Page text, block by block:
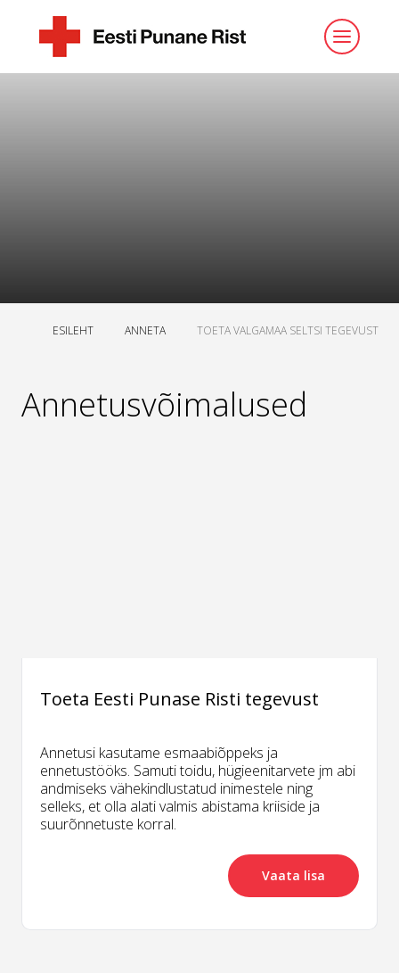
ESILEHT ANNETA TOETA VALGAMAA SELTSI TEGEVUST
Annetusvõimalused
Toeta Eesti Punase Risti tegevust
Annetusi kasutame esmaabiõppeks ja
ennetustööks. Samuti toidu, hügieenitarvete jm abi
andmiseks vähekindlustatud inimestele ning
selleks, et olla alati valmis abistama kriiside ja
suurõnnetuste korral.
Vaata lisa